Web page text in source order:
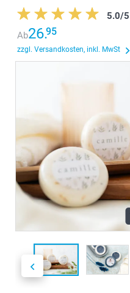
5.0/5
Ab26.95
zzgl. Versandkosten, inkl. MwSt